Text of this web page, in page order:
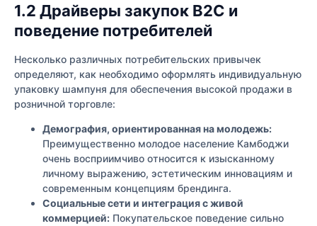
1.2 Драйверы закупок B2C и
поведение потребителей
Несколько различных потребительских привычек
определяют, как необходимо оформлять индивидуальную
упаковку шампуня для обеспечения высокой продажи в
розничной торговле:
Демография, ориентированная на молодежь:
Преимущественно молодое население Камбоджи
очень восприимчиво относится к изысканному
личному выражению, эстетическим инновациям и
современным концепциям брендинга.
Социальные сети и интеграция с живой
коммерцией: Покупательское поведение сильно